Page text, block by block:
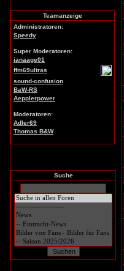
Teamanzeige
Administratoren:
Speedy
Super Moderatoren:
janaage01
ffm69ultras
sound-confusion
BaW-RS
Aepplerpower
Moderatoren:
Adler69
Thomas B&W
Suche